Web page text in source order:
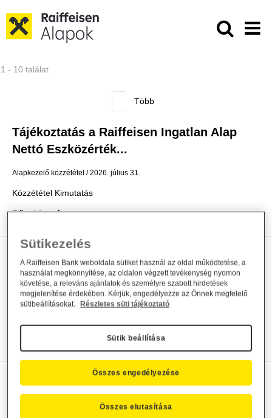
Közzétételek - Raiffeisen
1 - 10 találat
Tájékoztatás a Raiffeisen Ingatlan Alap
Nettó Eszközérték...
Alapkezelő közzététel 2026. július 31.
Közzététel Kimutatás
Bővebben
Módosul a Raiffeisen Befektetési
Alapkezelő Zrt. által...
Alapkezelő közzététel 2026. július 14.
Döntés igazgatósági tag visszahívásáról
és kinevezéséről
Sütikezelés
A Raiffeisen Bank weboldala sütiket használ az oldal működtetése, a
használat megkönnyítése, az oldalon végzett tevékenység nyomon
követése, a releváns ajánlatok és személyre szabott hirdetések
megjelenítése érdekében. Kérjük, engedélyezze az Önnek megfelelő
sütibeállításokat.
Részletes süti tájékoztató
Sütik beállítása
Összes elutasítása
Összes engedélyezése